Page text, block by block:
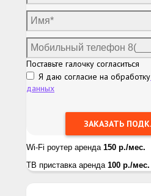
Поставьте галочку согласиться
Я даю согласие на обработку
данных
Wi-Fi роутер аренда 150 р./мес.
ТВ приставка аренда 100 р./мес.